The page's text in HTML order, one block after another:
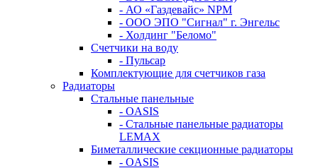
- АО «Газдевайс» NPM
- ООО ЭПО "Сигнал" г. Энгельс
- Холдинг "Беломо"
Счетчики на воду
- Пульсар
Комплектующие для счетчиков газа
Радиаторы
Стальные панельные
- OASIS
- Стальные панельные радиаторы
LEMAX
Биметаллические секционные радиаторы
- OASIS